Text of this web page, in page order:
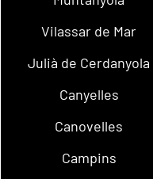
Vilassar de Mar
Julià de Cerdanyola
Canyelles
Canovelles
Campins